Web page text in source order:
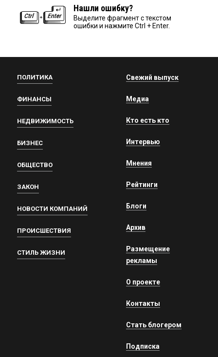
Нашли ошибку?
Выделите фрагмент с текстом
ошибки и нажмите Ctrl + Enter.
ПОЛИТИКА
ФИНАНСЫ
НЕДВИЖИМОСТЬ
БИЗНЕС
ОБЩЕСТВО
ЗАКОН
НОВОСТИ КОМПАНИЙ
ПРОИСШЕСТВИЯ
СТИЛЬ ЖИЗНИ
Свежий выпуск
Медиа
Кто есть кто
Интервью
Мнения
Рейтинги
Блоги
Архив
Размещение
рекламы
О проекте
Контакты
Стать блогером
Подписка